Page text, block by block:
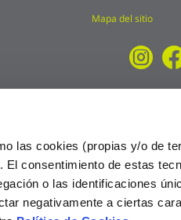
las cookies (propias y/o de
El consentimiento de estas
o las identificaciones
negativamente a ciertas
Mapa del sitio